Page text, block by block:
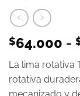
$64.000 -
La lima rotativa
rotativa